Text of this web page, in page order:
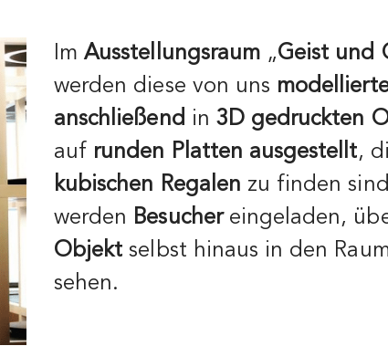
ImAusstellungsraum„Geist und
werden diese von uns
anschließend in 3D gedruckten
auf runden Platten ausgestellt,
kubischen Regalen zu finden
werden Besuchereingeladen,
Objekt selbst hinaus in den
sehen.